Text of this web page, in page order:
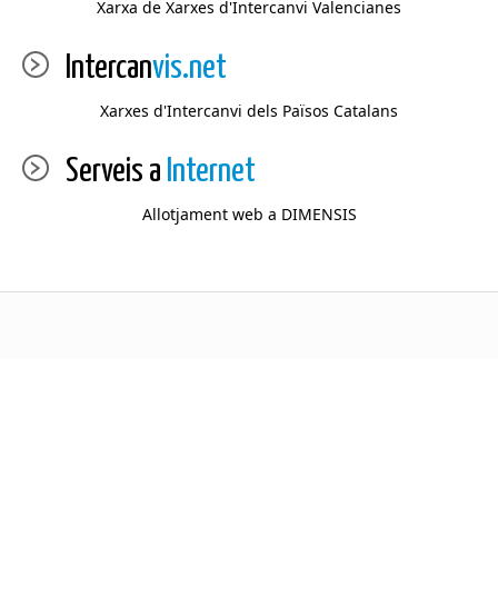
Xarxa de Xarxes d'Intercanvi Valencianes
Intercanvis.net
Xarxes d'Intercanvi dels Països Catalans
Serveis a Internet
Allotjament web a DIMENSIS